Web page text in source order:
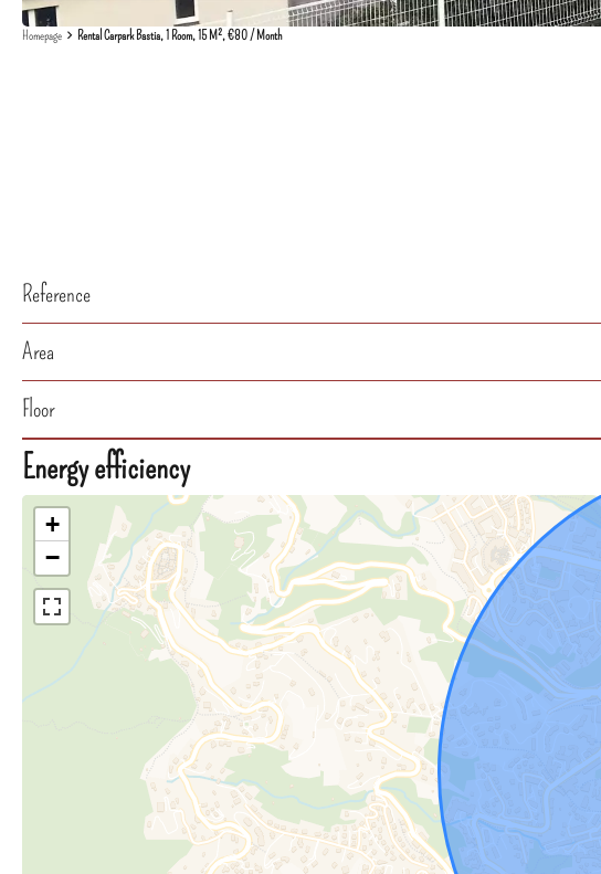
Homepage Rental Carpark Bastia, 1 Room, 15 M², €80 / Month
Reference
Area
Floor
Energy efficiency
+
−